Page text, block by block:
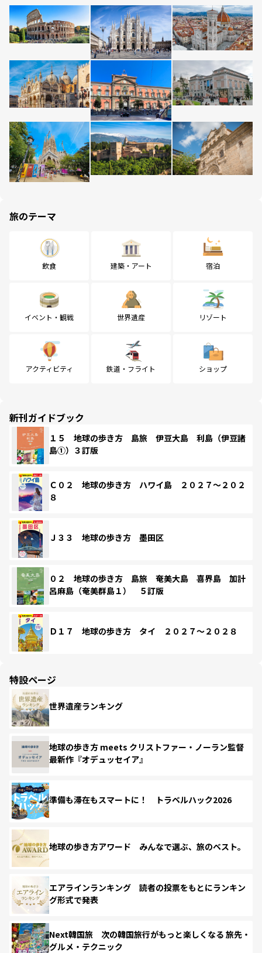
旅のテーマ
飲食 建築・アート 宿泊
イベント・観戦 世界遺産 リゾート
アクティビティ 鉄道・フライト ショップ
新刊ガイドブック
１５ 地球の歩き方 島旅 伊豆大島 利島（伊豆諸
島①）３訂版
Ｃ０２ 地球の歩き方 ハワイ島 ２０２７～２０２
８
Ｊ３３ 地球の歩き方 墨田区
０２ 地球の歩き方 島旅 奄美大島 喜界島 加計
呂麻島（奄美群島１） ５訂版
Ｄ１７ 地球の歩き方 タイ ２０２７～２０２８
特設ページ
世界遺産ランキング
地球の歩き方 meets クリストファー・ノーラン監督
最新作『オデュッセイア』
準備も滞在もスマートに！ トラベルハック2026
地球の歩き方アワード みんなで選ぶ、旅のベスト。
エアラインランキング 読者の投票をもとにランキン
グ形式で発表
Next韓国旅 次の韓国旅行がもっと楽しくなる 旅先・
グルメ・テクニック